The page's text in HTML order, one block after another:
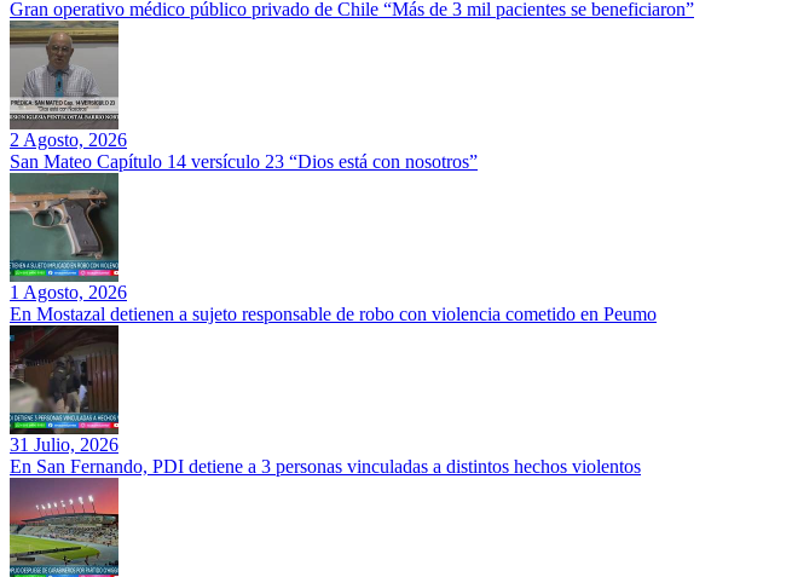
Gran operativo médico público privado de Chile “Más de 3 mil pacientes se beneficiaron”
2 Agosto, 2026
San Mateo Capítulo 14 versículo 23 “Dios está con nosotros”
1 Agosto, 2026
En Mostazal detienen a sujeto responsable de robo con violencia cometido en Peumo
31 Julio, 2026
En San Fernando, PDI detiene a 3 personas vinculadas a distintos hechos violentos